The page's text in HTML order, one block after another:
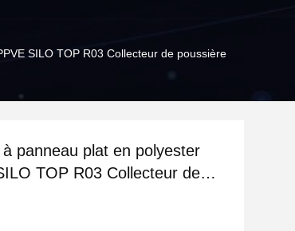
SILO TOP R03 Collecteur de poussière
panneau plat en polyester
TOP R03 Collecteur de